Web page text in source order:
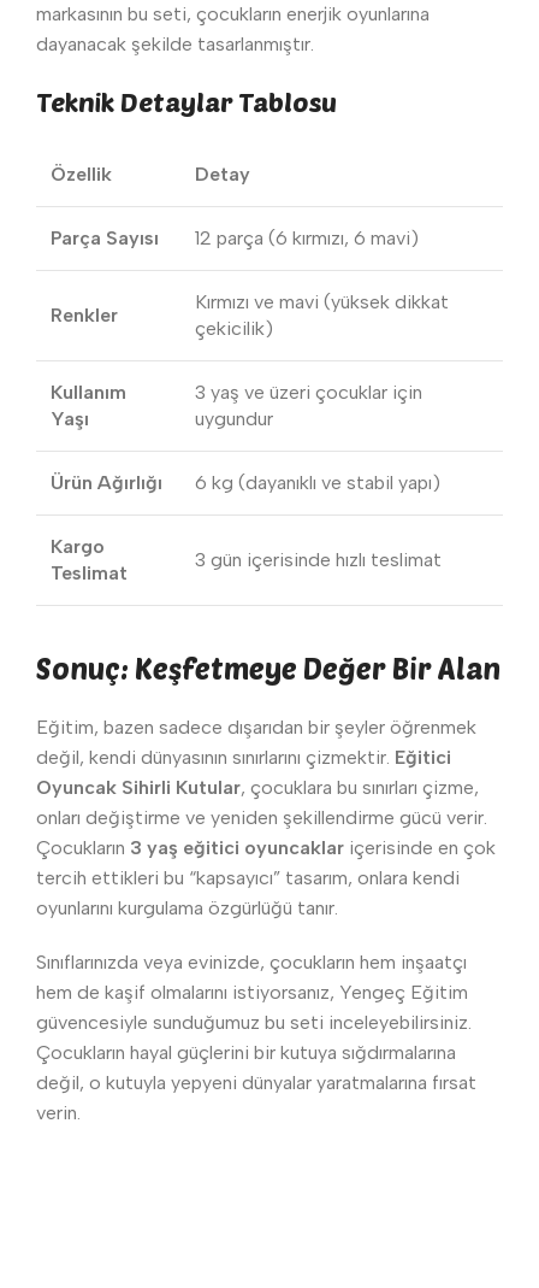
markasının bu seti, çocukların enerjik oyunlarına
dayanacak şekilde tasarlanmıştır.
Teknik Detaylar Tablosu
Özellik Detay
Parça Sayısı 12 parça (6 kırmızı, 6 mavi)
Renkler
Kırmızı ve mavi (yüksek dikkat
çekicilik)
Kullanım
Yaşı
3 yaş ve üzeri çocuklar için
uygundur
Ürün Ağırlığı 6 kg (dayanıklı ve stabil yapı)
Kargo
Teslimat
3 gün içerisinde hızlı teslimat
Sonuç: Keşfetmeye Değer Bir Alan
Eğitim, bazen sadece dışarıdan bir şeyler öğrenmek
değil, kendi dünyasının sınırlarını çizmektir. Eğitici
Oyuncak Sihirli Kutular, çocuklara bu sınırları çizme,
onları değiştirme ve yeniden şekillendirme gücü verir.
Çocukların 3 yaş eğitici oyuncaklar içerisinde en çok
tercih ettikleri bu “kapsayıcı” tasarım, onlara kendi
oyunlarını kurgulama özgürlüğü tanır.
Sınıflarınızda veya evinizde, çocukların hem inşaatçı
hem de kaşif olmalarını istiyorsanız, Yengeç Eğitim
güvencesiyle sunduğumuz bu seti inceleyebilirsiniz.
Çocukların hayal güçlerini bir kutuya sığdırmalarına
değil, o kutuyla yepyeni dünyalar yaratmalarına fırsat
verin.